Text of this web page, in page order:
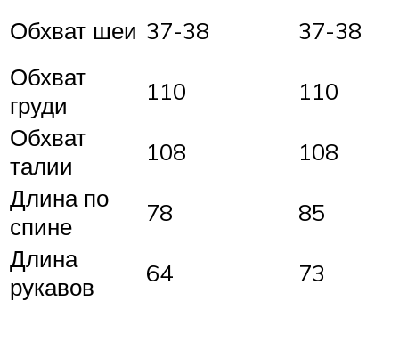
Обхват шеи 37-38
37-38
Обхват
груди
110
110
Обхват
талии
108
108
Длина по
спине
78
85
Длина
рукавов
64 73